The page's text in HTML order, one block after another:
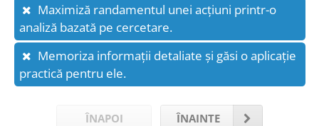
Maximiză randamentul unei acțiuni printr-o
analiză bazată pe cercetare.
Memoriza informații detaliate și găsi o aplicație
practică pentru ele.
ÎNAPOI ÎNAINTE